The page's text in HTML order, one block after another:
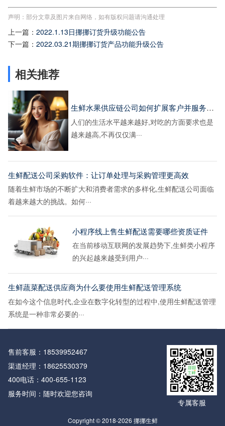
声明：部分文章及图片来自网络，如有版权问题请沟通处理
上一篇： 2022.1.13日挪挪订货升级功能公告
下一篇： 2022.03.21期挪挪订货产品功能升级公告
相关推荐
生鲜水果供应链公司如何扩展客户并服务好客户
人们的生活水平越来越好,对吃的方面要求也是
越来越高,不再仅仅满···
生鲜配送公司采购软件：让订单处理与采购管理更高效
随着生鲜市场的不断扩大和消费者需求的多样化,生鲜配送公司面临
着越来越大的挑战。如何···
小程序线上售生鲜配送需要哪些资质证件
在当前移动互联网的发展趋势下,生鲜类小程序
的兴起越来越受到用户···
生鲜蔬菜配送供应商为什么要使用生鲜配送管理系统
在如今这个信息时代,企业在数字化转型的过程中,使用生鲜配送管理
系统是一种非常必要的···
售前客服： 18539952467
渠道经理： 18625530379
400电话： 400-655-1123
服务时间：随时欢迎您咨询
专属客服
Copyright © 2018-2026 挪挪生鲜